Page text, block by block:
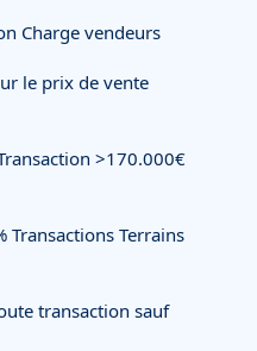
Charge vendeurs
le prix de vente
>170.000€
Transactions Terrains
transaction sauf